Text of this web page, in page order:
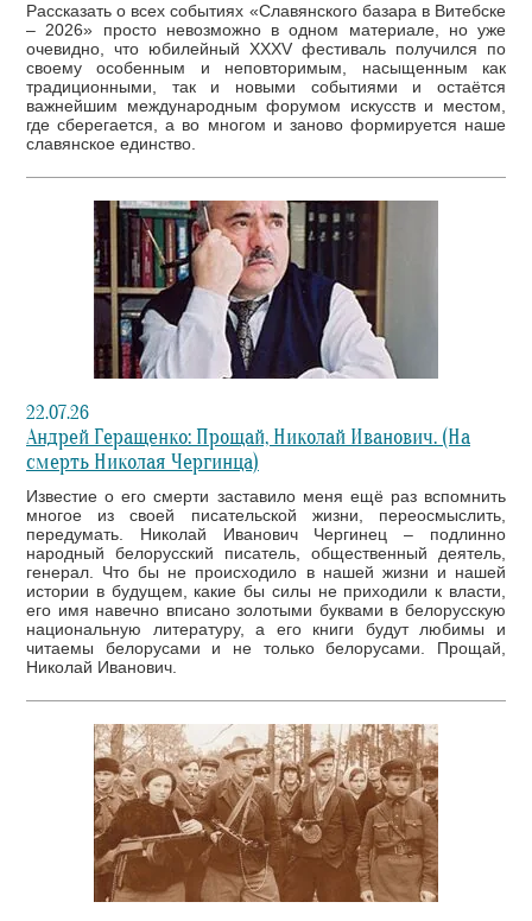
Рассказать о всех событиях «Славянского базара в Витебске
– 2026» просто невозможно в одном материале, но уже
очевидно, что юбилейный XXXV фестиваль получился по
своему особенным и неповторимым, насыщенным как
традиционными, так и новыми событиями и остаётся
важнейшим международным форумом искусств и местом,
где сберегается, а во многом и заново формируется наше
славянское единство.
22.07.26
Андрей Геращенко: Прощай, Николай Иванович. (На
смерть Николая Чергинца)
Известие о его смерти заставило меня ещё раз вспомнить
многое из своей писательской жизни, переосмыслить,
передумать. Николай Иванович Чергинец – подлинно
народный белорусский писатель, общественный деятель,
генерал. Что бы не происходило в нашей жизни и нашей
истории в будущем, какие бы силы не приходили к власти,
его имя навечно вписано золотыми буквами в белорусскую
национальную литературу, а его книги будут любимы и
читаемы белорусами и не только белорусами. Прощай,
Николай Иванович.